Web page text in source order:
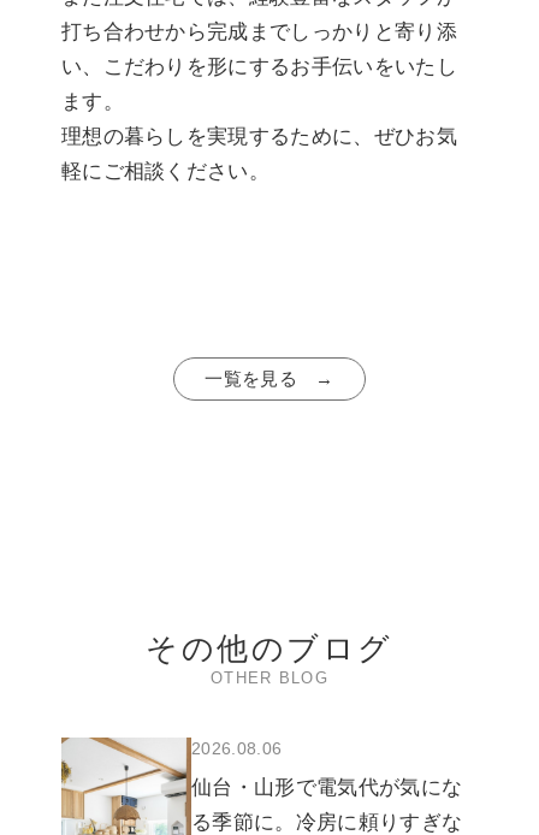
打ち合わせから完成までしっかりと寄り添
い、こだわりを形にするお手伝いをいたし
ます。
理想の暮らしを実現するために、ぜひお気
軽にご相談ください。
一覧を見る →
その他のブログ
OTHER BLOG
2026.08.06
仙台・山形で電気代が気にな
る季節に。冷房に頼りすぎな